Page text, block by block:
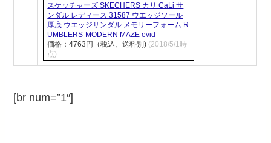
スケッチャーズ SKECHERS カリ CaLi サ
ンダル レディース 31587 ウエッジソール
厚底 ウエッジサンダル メモリーフォーム R
UMBLERS-MODERN MAZE evid
価格：4763円（税込、送料別) (2018/5/1時
点)
[br num=”1″]